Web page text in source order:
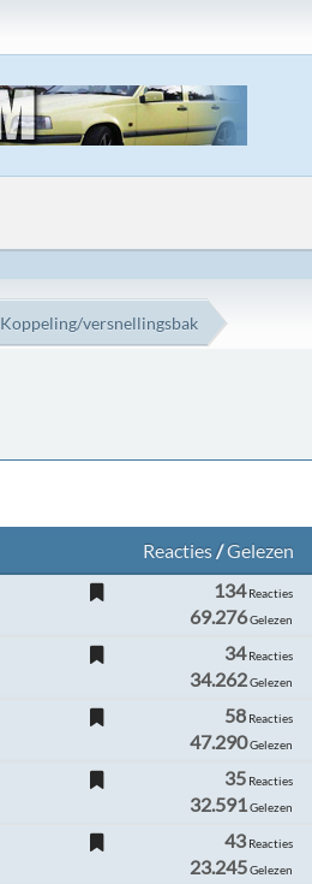
Koppeling/versnellingsbak
Reacties/Gelezen
134Reacties
69.276Gelezen
34Reacties
34.262Gelezen
58Reacties
47.290Gelezen
35Reacties
32.591Gelezen
43Reacties
23.245Gelezen